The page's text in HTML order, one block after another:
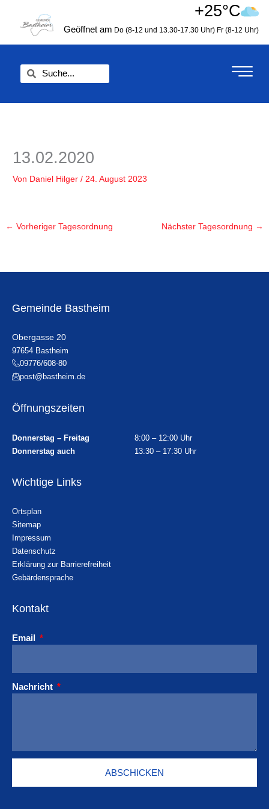
springen
+25°C
Geöffnet am Do (8-12 und 13.30-17.30 Uhr) Fr (8-12 Uhr)
13.02.2020
Von Daniel Hilger/ 24. August 2023
← Vorheriger Tagesordnung Nächster Tagesordnung →
Gemeinde Bastheim
Obergasse 20
97654 Bastheim
09776/608-80
post@bastheim.de
Öffnungszeiten
Donnerstag – Freitag
8:00 – 12:00 Uhr
Donnerstag auch
13:30 – 17:30 Uhr
Wichtige Links
Ortsplan
Sitemap
Impressum
Datenschutz
Erklärung zur Barrierefreiheit
Gebärdensprache
Kontakt
Email
Nachricht
ABSCHICKEN